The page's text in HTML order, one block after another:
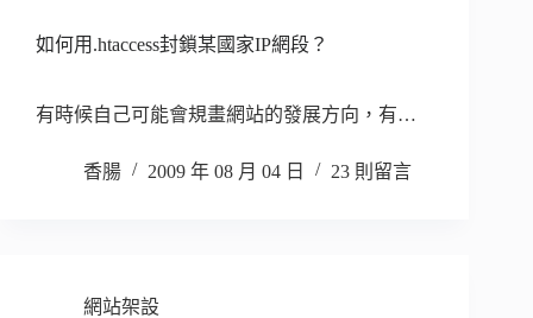
如何用.htaccess封鎖某國家IP網段？
有時候自己可能會規畫網站的發展方向，有…
香腸 2009 年 08 月 04 日 23 則留言
網站架設